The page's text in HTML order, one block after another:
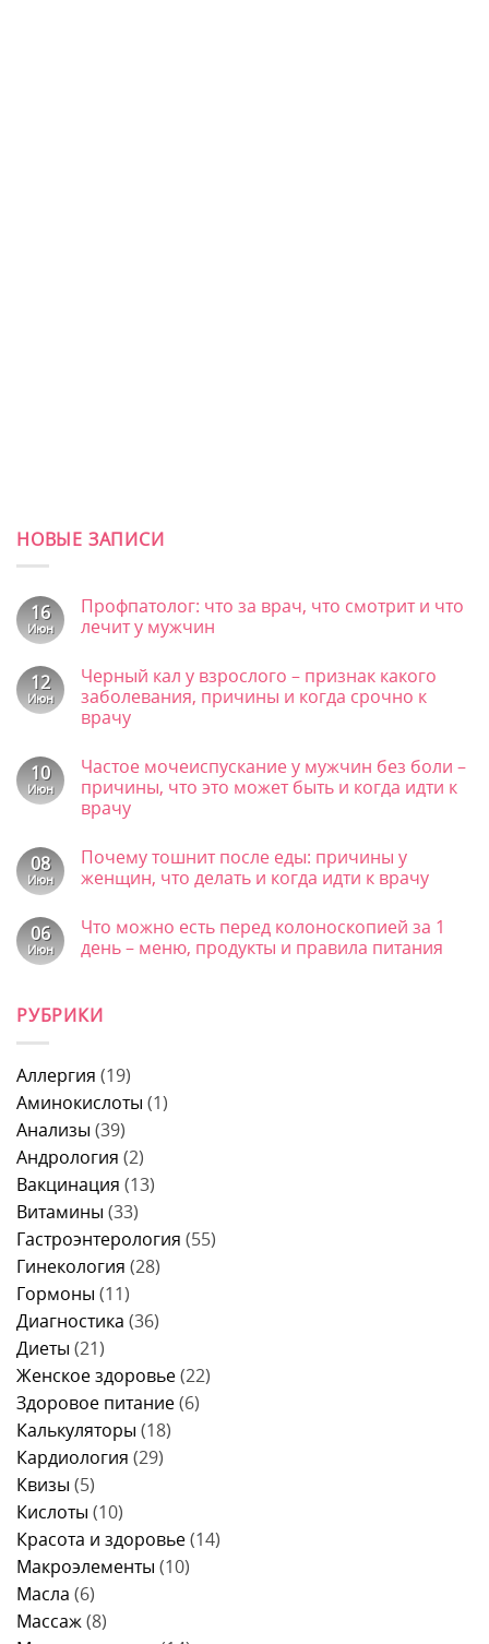
НОВЫЕ ЗАПИСИ
16
Июн
Профпатолог: что за врач, что смотрит и что
лечит у мужчин
записи
Профпатолог:
что
за
смотрит
что
лечит
у
12
Июн
Черный кал у взрослого – признак какого
заболевания, причины и когда срочно к
врачу
записи
Черный
кал
у
признак
какого
заболевания,
когда
срочно
к
10
Июн
Частое мочеиспускание у мужчин без боли –
причины, что это может быть и когда идти к
врачу
записи
Частое
мочеиспускание
без
боли
–
может
идти
к
врачу
08
Июн
Почему тошнит после еды: причины у
женщин, что делать и когда идти к врачу
записи
Почему
тошнит
у
и
когда
идти
к
врачу
06
Июн
Что можно есть перед колоноскопией за 1
день – меню, продукты и правила питания
Что
можно
колоноскопией
за
1
день
–
меню,
продукты
и
правила
питания
РУБРИКИ
Аллергия (19)
Аминокислоты (1)
Анализы (39)
Андрология (2)
Вакцинация (13)
Витамины (33)
Гастроэнтерология (55)
Гинекология (28)
Гормоны (11)
Диагностика (36)
Диеты (21)
Женское здоровье(22)
Здоровое питание(6)
Калькуляторы (18)
Кардиология (29)
Квизы (5)
Кислоты (10)
Красота и здоровье(14)
Макроэлементы (10)
Масла (6)
Массаж(8)